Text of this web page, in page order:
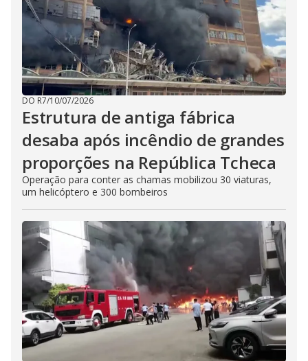
DO R7/10/07/2026
Estrutura de antiga fábrica
desaba após incêndio de grandes
proporções na República Tcheca
Operação para conter as chamas mobilizou 30 viaturas,
um helicóptero e 300 bombeiros